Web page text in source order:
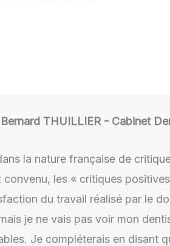
THUILLIER - Cabinet
la nature française de
convenu, les « critiques
du travail réalisé par le
je ne vais pas voir mon
Je compléterais en disant